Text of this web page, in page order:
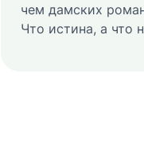
чем дамских
Что истина, а что